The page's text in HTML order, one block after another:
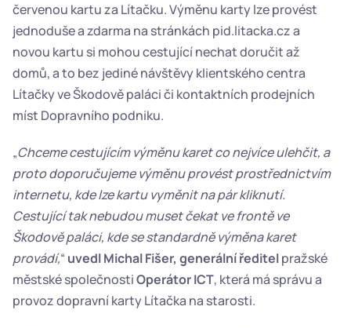
červenou kartu za Lítačku. Výměnu karty lze provést
jednoduše a zdarma na stránkách pid.litacka.cz a
novou kartu si mohou cestující nechat doručit až
domů, a to bez jediné návštěvy klientského centra
Lítačky ve Škodově paláci či kontaktních prodejních
míst Dopravního podniku.
„Chceme cestujícím výměnu karet co nejvíce ulehčit, a
proto doporučujeme výměnu provést prostřednictvím
internetu, kde lze kartu vyměnit na pár kliknutí.
Cestující tak nebudou muset čekat ve frontě ve
Škodově paláci, kde se standardně výměna karet
provádí,“ uvedl Michal Fišer, generální ředitel pražské
městské společnosti Operátor ICT, která má správu a
provoz dopravní karty Lítačka na starosti.